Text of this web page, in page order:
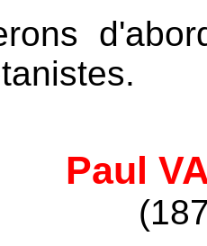
Paul